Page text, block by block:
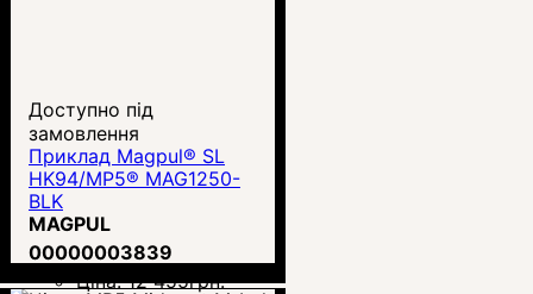
Доступно під
замовлення
Приклад Magpul® SL
HK94/MP5® MAG1250-
BLK
MAGPUL
00000003839
Ціна:12 455грн.